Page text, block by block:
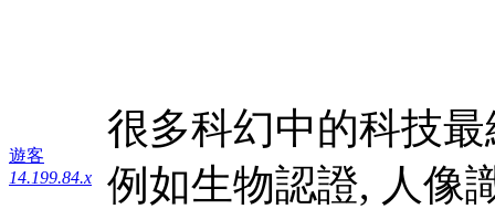
遊客
14.199.84.x
很多科幻中的科技
例如生物認證, 人像